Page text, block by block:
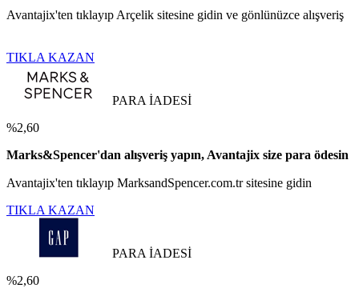
Avantajix'ten tıklayıp Arçelik sitesine gidin ve gönlünüzce alışveriş
TIKLA KAZAN
PARA İADESİ
%2,60
Marks&Spencer'dan alışveriş yapın, Avantajix size para ödesin
Avantajix'ten tıklayıp MarksandSpencer.com.tr sitesine gidin
TIKLA KAZAN
PARA İADESİ
%2,60